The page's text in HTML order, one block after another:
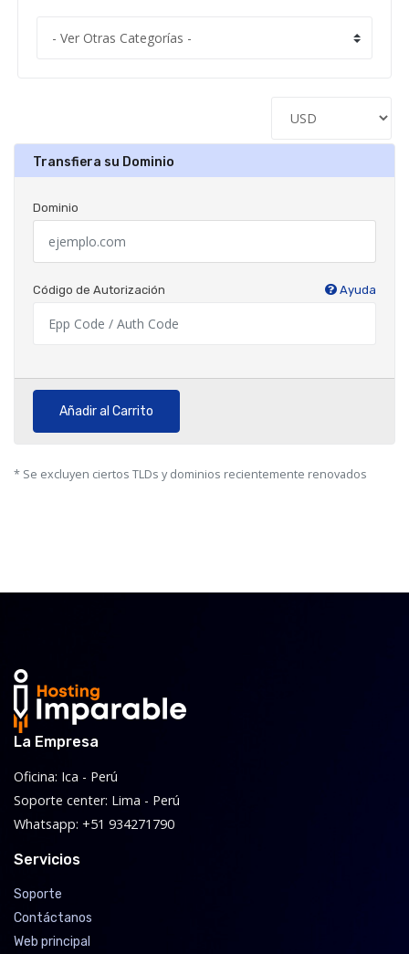
Transfiera su Dominio
Dominio
Código de Autorización Ayuda
Añadir al Carrito
* Se excluyen ciertos TLDs y dominios recientemente renovados
La Empresa
Oficina: Ica - Perú
Soporte center: Lima - Perú
Whatsapp: +51 934271790
Servicios
Soporte
Contáctanos
Web principal